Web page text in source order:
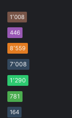
1٬008
446
8٬559
7٬008
1٬290
781
164